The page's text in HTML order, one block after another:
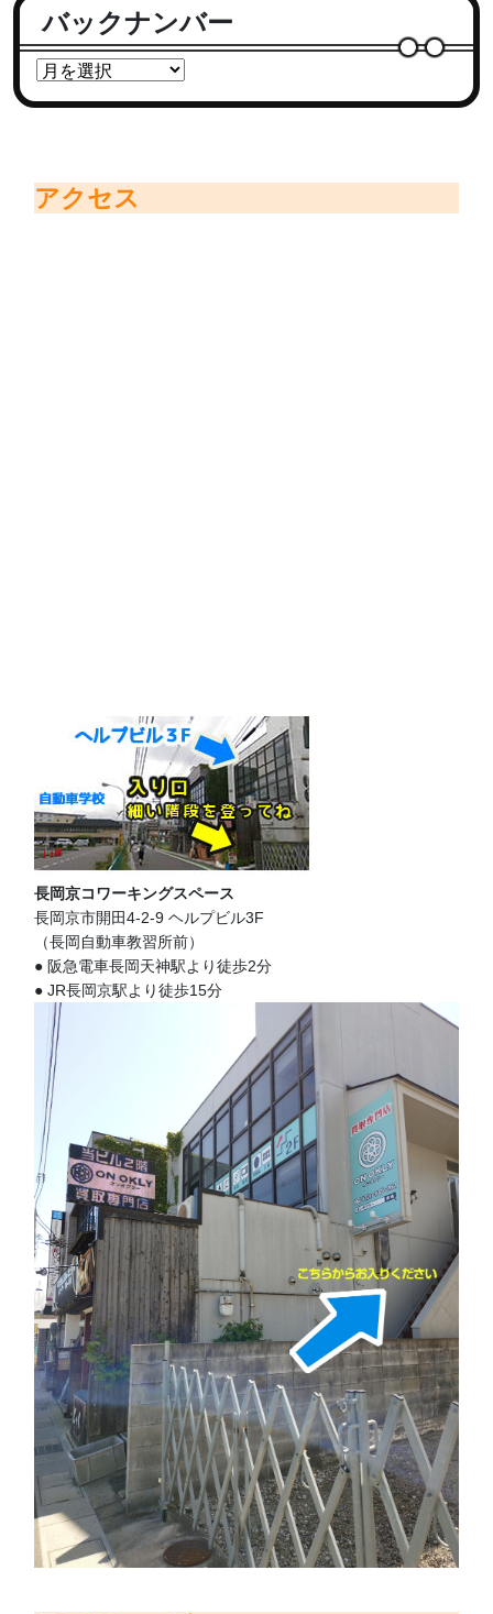
バックナンバー
アクセス
長岡京コワーキングスペース
長岡京市開田4-2-9 ヘルプビル3F
（長岡自動車教習所前）
● 阪急電車長岡天神駅より徒歩2分
● JR長岡京駅より徒歩15分